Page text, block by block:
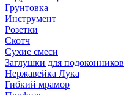
Грунтовка
Инструмент
Розетки
Скотч
Сухие смеси
Заглушки для подоконников
Нержавейка Лука
Гибкий мрамор